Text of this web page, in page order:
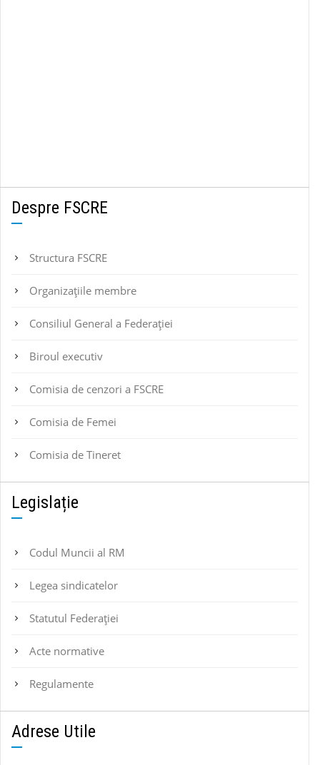
Despre FSCRE
Structura FSCRE
Organizațiile membre
Consiliul General a Federației
Biroul executiv
Comisia de cenzori a FSCRE
Comisia de Femei
Comisia de Tineret
Legislație
Codul Muncii al RM
Legea sindicatelor
Statutul Federaţiei
Acte normative
Regulamente
Adrese Utile